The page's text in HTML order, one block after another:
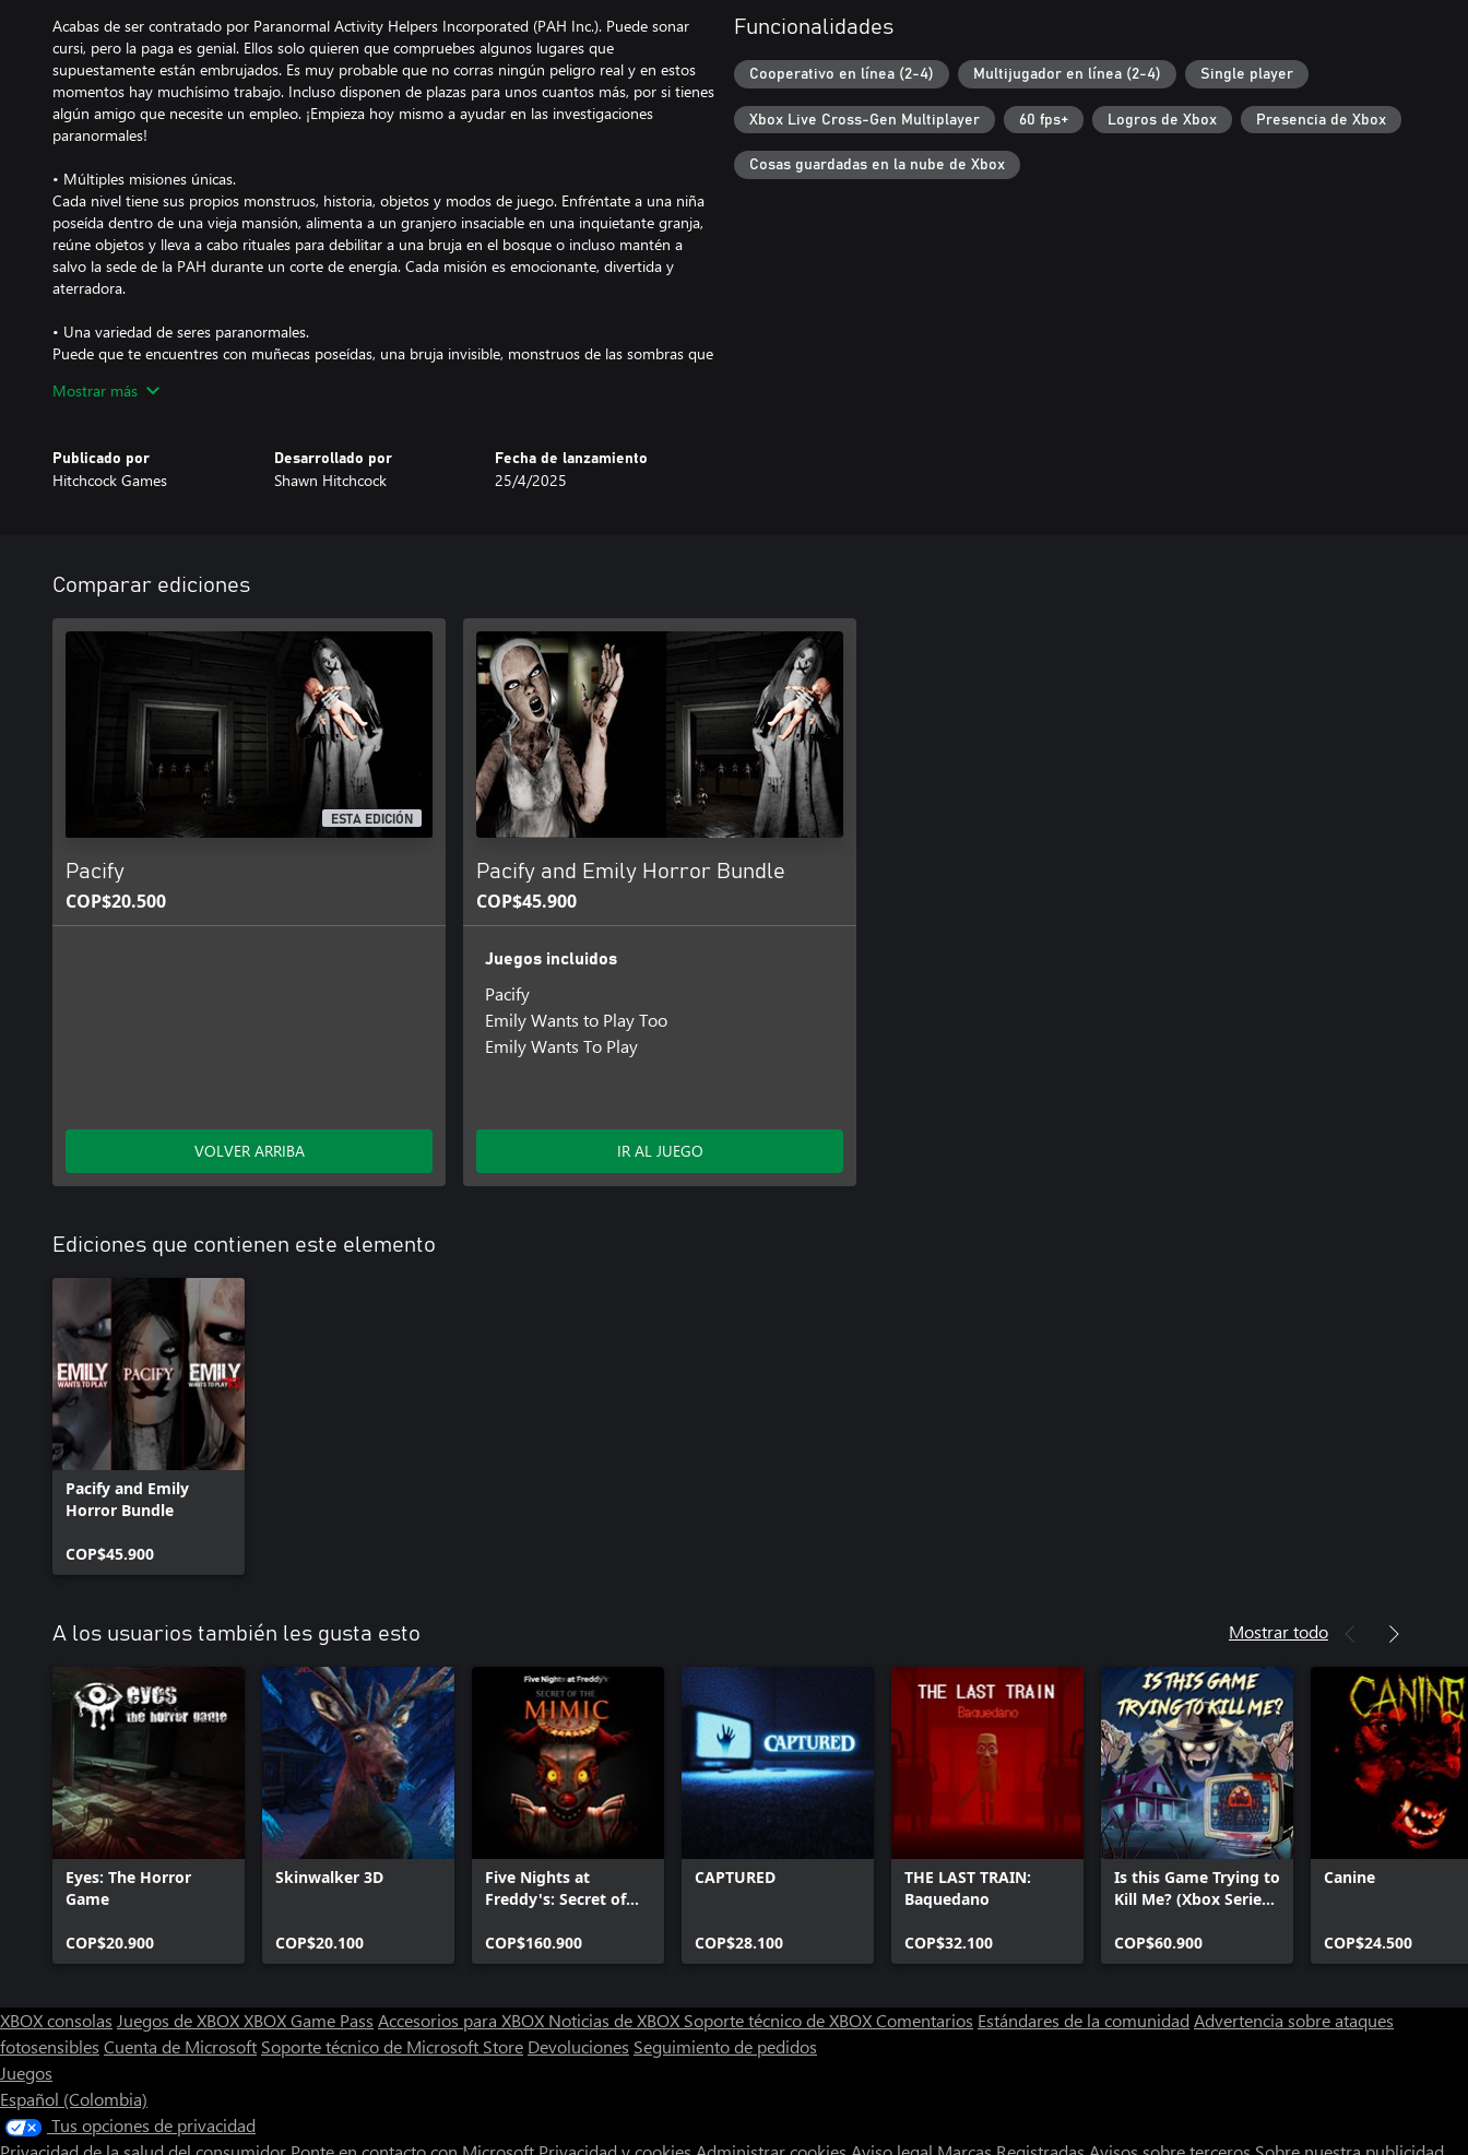
Acabas de ser contratado por Paranormal Activity Helpers Incorporated (PAH Inc.). Puede sonar
cursi, pero la paga es genial. Ellos solo quieren que compruebes algunos lugares que
supuestamente están embrujados. Es muy probable que no corras ningún peligro real y en estos
momentos hay muchísimo trabajo. Incluso disponen de plazas para unos cuantos más, por si tienes
algún amigo que necesite un empleo. ¡Empieza hoy mismo a ayudar en las investigaciones
paranormales!
• Múltiples misiones únicas.
Cada nivel tiene sus propios monstruos, historia, objetos y modos de juego. Enfréntate a una niña
poseída dentro de una vieja mansión, alimenta a un granjero insaciable en una inquietante granja,
reúne objetos y lleva a cabo rituales para debilitar a una bruja en el bosque o incluso mantén a
salvo la sede de la PAH durante un corte de energía. Cada misión es emocionante, divertida y
aterradora.
• Una variedad de seres paranormales.
Puede que te encuentres con muñecas poseídas, una bruja invisible, monstruos de las sombras que
a estas criaturas paranormales. Luego tráelos de vuelta a PAH Inc. para "fines de investigación".
Enfréntate tú solo a las entidades sobrenaturales o forma equipos en línea con tus amigos para
pasar sustos divertidos y emocionantes.
que algunos monstruos no te ataquen, que a otros solo puedas oírlos y que otros te ataquen nada
más verte, ¡te den un mordisco o incluso te transformen en un ser sobrenatural!
¡Empieza a ayudar a PAH Inc. hoy mismo!
Mostrar más
Publicado por
Hitchcock Games
Desarrollado por
Shawn Hitchcock
Fecha de lanzamiento
25/4/2025
Funcionalidades
Cooperativo en línea (2-4) Multijugador en línea (2-4) Single player
Xbox Live Cross-Gen Multiplayer 60 fps+ Logros de Xbox Presencia de Xbox
Cosas guardadas en la nube de Xbox
Comparar ediciones
ESTA EDICIÓN
Pacify
COP$20.500
VOLVER ARRIBA
Pacify and Emily Horror Bundle
COP$45.900
Juegos incluidos
Pacify
Emily Wants to Play Too
Emily Wants To Play
IR AL JUEGO
Ediciones que contienen este elemento
Pacify and Emily
Horror Bundle
COP$45.900
A los usuarios también les gusta esto Mostrar todo
Eyes: The Horror
Game
COP$20.900
Skinwalker 3D
COP$20.100
Five Nights at
Freddy's: Secret of
COP$160.900
CAPTURED
COP$28.100
THE LAST TRAIN:
Baquedano
COP$32.100
Is this Game Trying to
Kill Me? (Xbox Series
COP$60.900
Canine
COP$24.500
XBOX consolas Juegos de XBOXXBOX Game Pass Accesorios para XBOX Noticias de XBOX Soporte técnico de XBOXComentarios Estándares de la comunidad Advertencia sobre ataques
fotosensibles Cuenta de Microsoft Soporte técnico de Microsoft Store Devoluciones Seguimiento de pedidos
Juegos
Español (Colombia)
Tus opciones de privacidad